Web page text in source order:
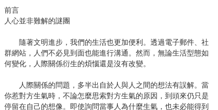
前言
人心並非難解的謎團
隨著文明進步，我們的生活也更加便利。透過電子郵件、社
群網站，人們不必見到面也能進行溝通。然而，無論生活型態如
何變化，人際關係衍生的煩惱還是沒有改變。
人際關係的問題，多半出自於人與人之間的想法有誤解。當
你惹對方生氣時，不論怎麼思索對方生氣的原因，到頭來仍只是
停留在自己的想像。即使詢問當事人為什麼生氣，也未必能得到